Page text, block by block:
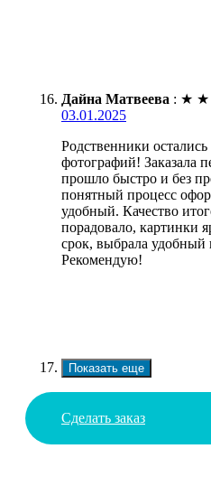
Дайна Матвеева : ★ ★
03.01.2025
Родственники
фотографий! Заказала
прошло быстро и без
понятный процесс
удобный. Качество
порадовало, картинки
срок, выбрала удобный
Рекомендую!
Показать еще
Сделать заказ